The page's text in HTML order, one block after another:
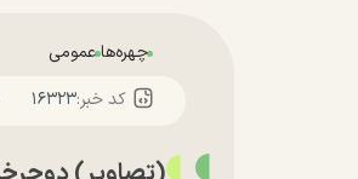
چهره‌هاعمومی
کد خبر:۱۶۳۲۳